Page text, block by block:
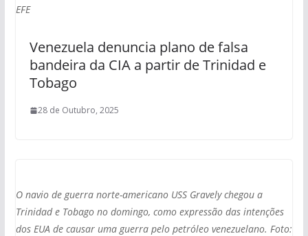
EFE
Venezuela denuncia plano de falsa
bandeira da CIA a partir de Trinidad e
Tobago
28 de Outubro, 2025
O navio de guerra norte-americano USS Gravely chegou a
Trinidad e Tobago no domingo, como expressão das intenções
dos EUA de causar uma guerra pelo petróleo venezuelano. Foto: